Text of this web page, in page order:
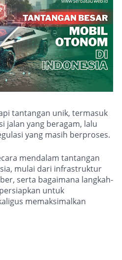
tantangan unik, termasuk
jalan yang beragam, lalu
yang masih berproses.
mendalam tantangan
mulai dari infrastruktur
serta bagaimana langkah-
untuk
memaksimalkan